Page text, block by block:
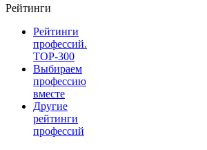
Рейтинги
Рейтинги
профессий.
TOP-300
Выбираем
профессию
вместе
Другие
рейтинги
профессий